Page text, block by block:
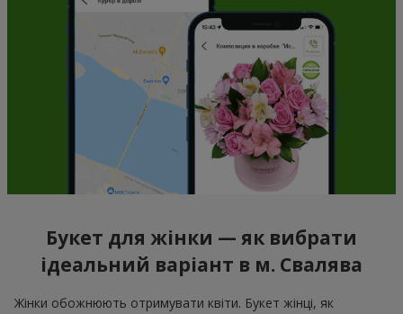
Букет для жінки — як вибрати
ідеальний варіант в м. Свалява
Жінки обожнюють отримувати квіти. Букет жінці, як